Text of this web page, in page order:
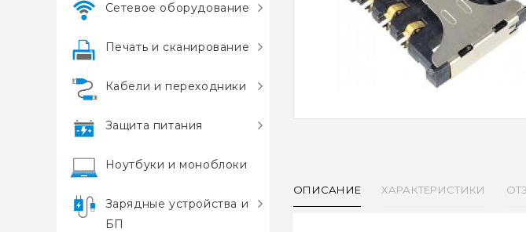
Сетевое оборудование
Печать и сканирование
Кабели и переходники
Защита питания
Ноутбуки и моноблоки
Зарядные устройства и
БП
ОПИСАНИЕ ХАРАКТЕРИСТИКИ